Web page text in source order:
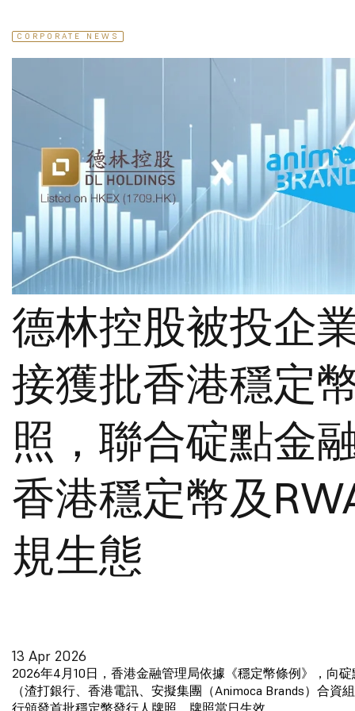
CORPORATE NEWS
德林控股被投企
接獲批香港穩定
照，聯合碇點金
香港穩定幣及
規生態
13 Apr 2026
2026年4月10日，香港金融管理局依據《穩定幣條例》，向
（渣打銀行、香港電訊、安擬集團（Animoca Brands）合資